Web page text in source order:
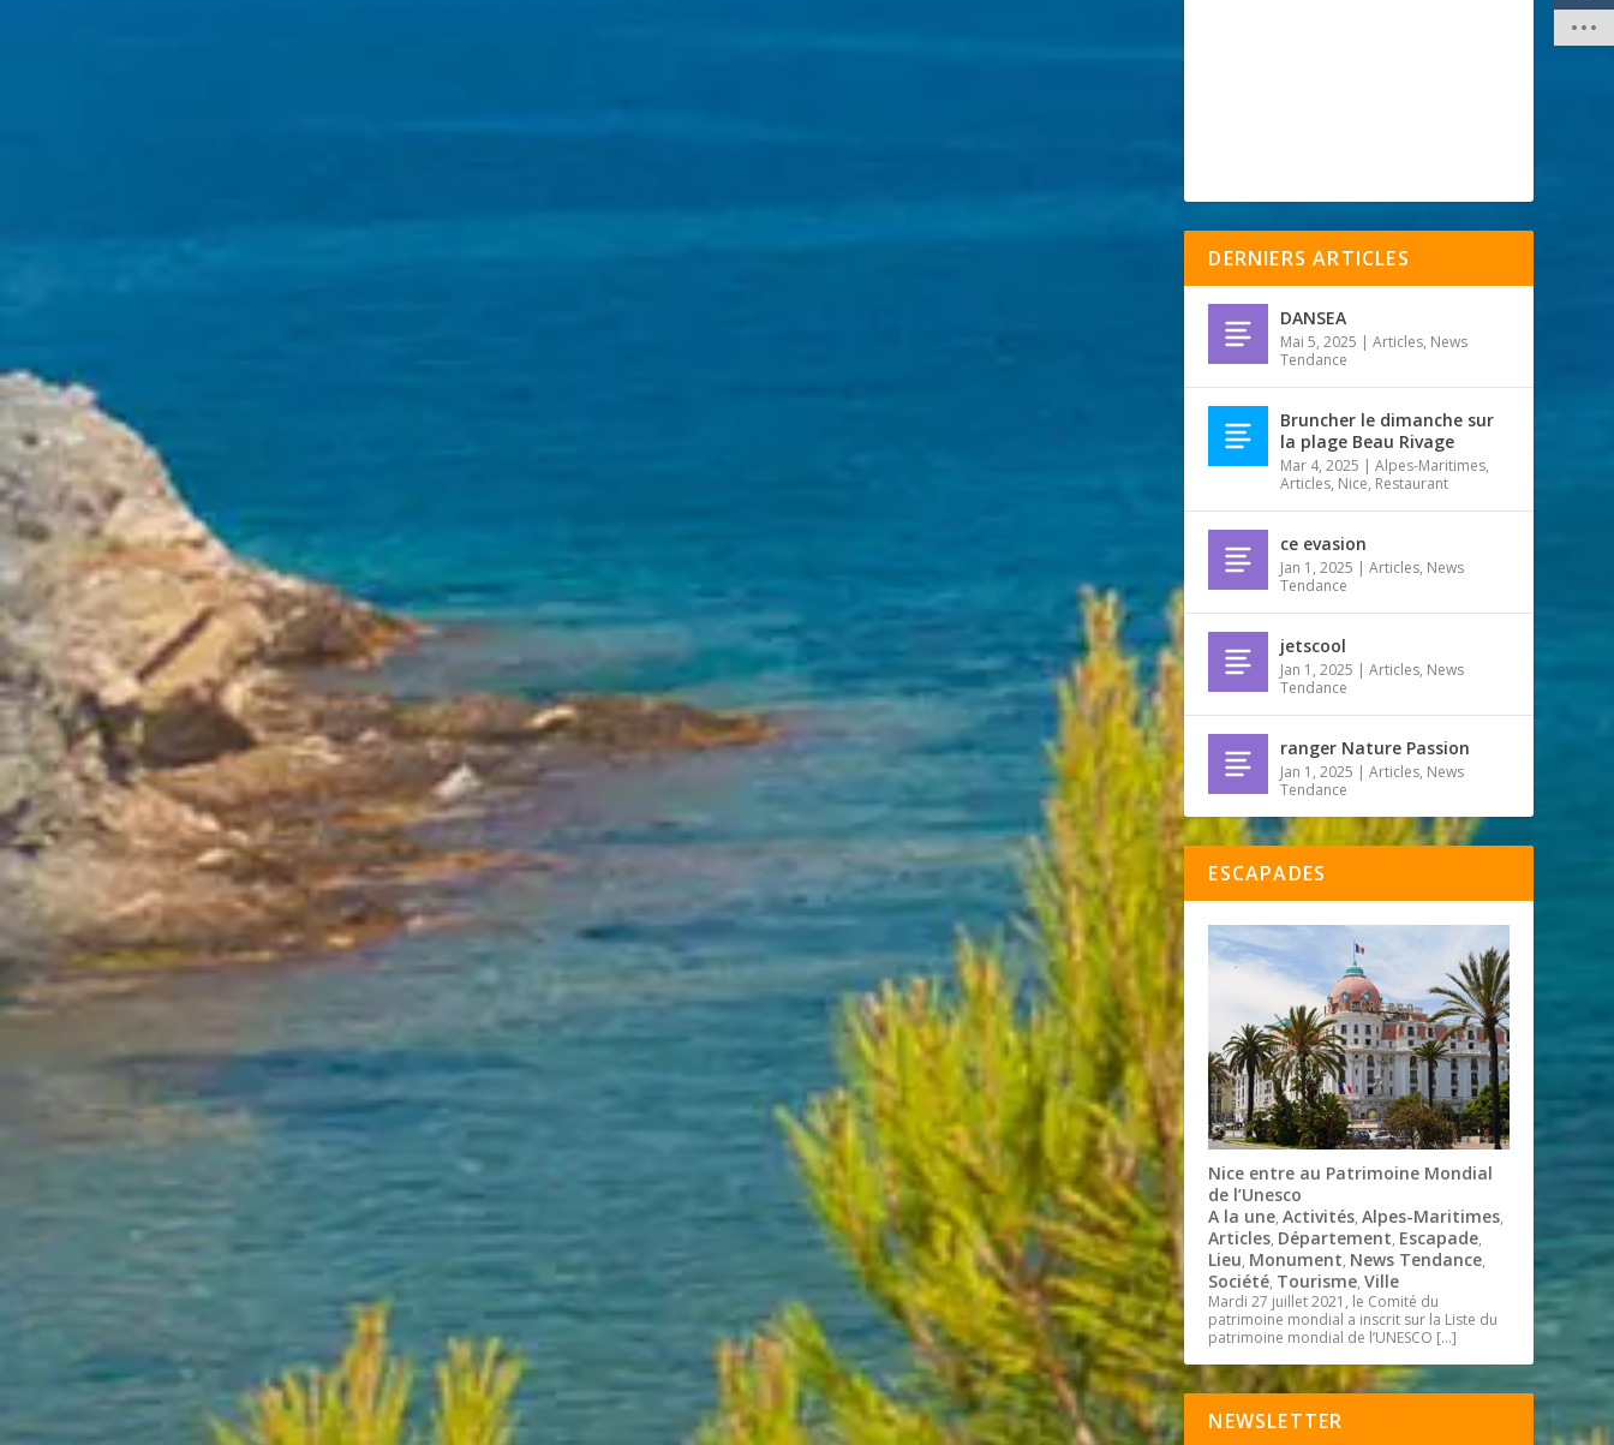
DERNIERS ARTICLES
DANSEA
Mai 5, 2025 |Articles, News
Tendance
Bruncher le dimanche sur
la plage Beau Rivage
Mar 4, 2025 |Alpes-Maritimes,
Articles, Nice, Restaurant
ce evasion
Jan 1, 2025 |Articles, News
Tendance
jetscool
Jan 1, 2025 |Articles, News
Tendance
ranger Nature Passion
Jan 1, 2025 |Articles, News
Tendance
ESCAPADES
Nice entre au Patrimoine Mondial
de l’Unesco
A la une,Activités,Alpes-Maritimes,
Articles, Département, Escapade,
Lieu, Monument, News Tendance,
Société, Tourisme,Ville
Mardi 27 juillet 2021, le Comité du
patrimoine mondial a inscrit sur la Liste du
patrimoine mondial de l’UNESCO […]
NEWSLETTER